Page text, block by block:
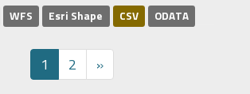
WFS Esri Shape CSV ODATA
1 2 »